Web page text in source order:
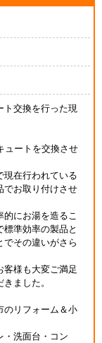
ト交換を行った現
ュートを交換させ
現在行われている
でお取り付けさせ
にお湯を造るこ
標準効率の製品と
でその違いがさら
客様も大変ご満足
ました。
のリフォーム＆小
・洗面台・コン